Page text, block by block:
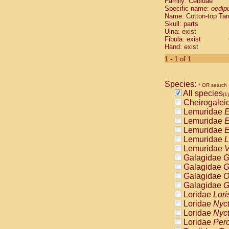
Cebidae
Cebidae
Cebidae
Cebidae
Cebidae
Cebidae
Cebidae
Cebidae
Cebidae
Cebidae
Cebidae
Cebidae
Atelidae
Atelidae
Atelidae
Atelidae
Atelidae
Atelidae
Atelidae
Atelidae
Atelidae
Atelidae
Pitheciidae
Specific name:
Name: Cotton-top
Skull: parts
Ulna: exist
Fibula: exist
Hand: exist
1 - 1 of 1
Species: * OR search
All species(1)
Lemuridae
Lemuridae
Lemuridae
Lemuridae
Lemuridae
Galagidae
Galagidae
Galagidae
Galagidae
Loridae
Loridae
Loridae
Loridae